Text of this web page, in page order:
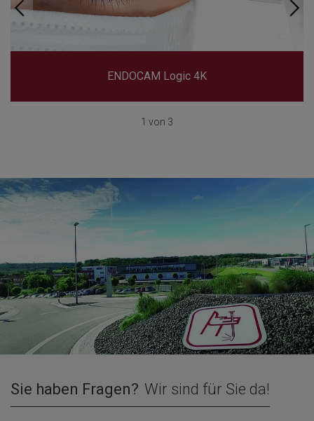
ENDOCAM Logic 4K
1 von 3
Sie haben Fragen? Wir sind für Sie da!